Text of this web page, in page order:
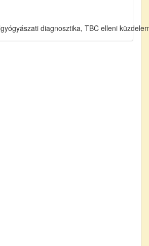
diagnosztika, TBC elleni